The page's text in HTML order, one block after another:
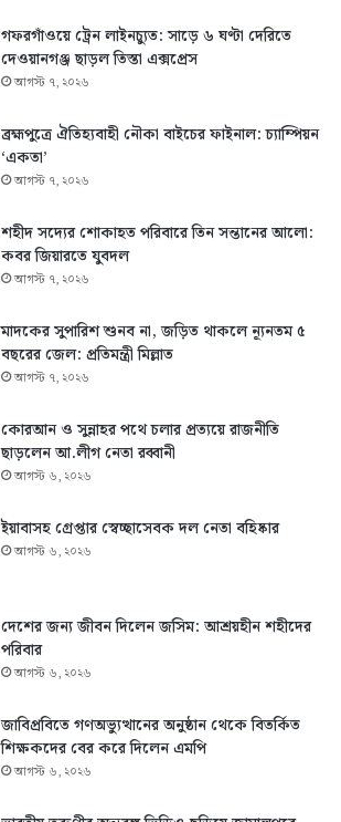
গফরগাঁওয়ে ট্রেন লাইনচ্যুত: সাড়ে ৬ ঘণ্টা দেরিতে
দেওয়ানগঞ্জ ছাড়ল তিস্তা এক্সপ্রেস
আগস্ট ৭, ২০২৬
ব্রহ্মপুত্রে ঐতিহ্যবাহী নৌকা বাইচের ফাইনাল: চ্যাম্পিয়ন
‘একতা’
আগস্ট ৭, ২০২৬
শহীদ সদ্যের শোকাহত পরিবারে তিন সন্তানের আলো:
কবর জিয়ারতে যুবদল
আগস্ট ৭, ২০২৬
মাদকের সুপারিশ শুনব না, জড়িত থাকলে ন্যূনতম ৫
বছরের জেল: প্রতিমন্ত্রী মিল্লাত
আগস্ট ৭, ২০২৬
কোরআন ও সুন্নাহর পথে চলার প্রত্যয়ে রাজনীতি
ছাড়লেন আ.লীগ নেতা রব্বানী
আগস্ট ৬, ২০২৬
ইয়াবাসহ গ্রেপ্তার স্বেচ্ছাসেবক দল নেতা বহিষ্কার
আগস্ট ৬, ২০২৬
দেশের জন্য জীবন দিলেন জসিম: আশ্রয়হীন শহীদের
পরিবার
আগস্ট ৬, ২০২৬
জাবিপ্রবিতে গণঅভ্যুত্থানের অনুষ্ঠান থেকে বিতর্কিত
শিক্ষকদের বের করে দিলেন এমপি
আগস্ট ৬, ২০২৬